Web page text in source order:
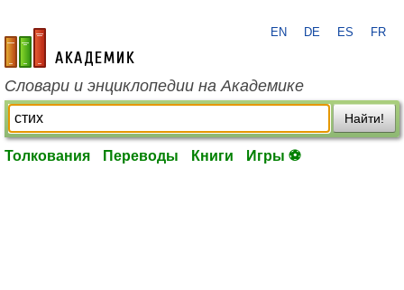
academic.ru
EN DE ES FR
Словари и энциклопедии на Академике
Найти!
Толкования Переводы Книги Игры ⚽